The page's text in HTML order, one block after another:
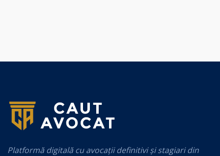
Platformă digitală cu avocații definitivi și stagiari din